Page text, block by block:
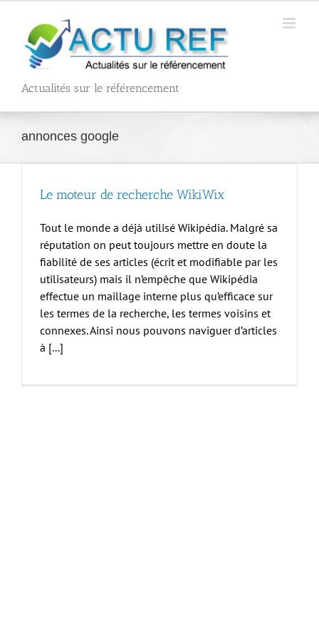
contenu
Actualités sur le référencement
annonces google
Le moteur de recherche WikiWix
Tout le monde a déjà utilisé Wikipédia. Malgré sa
réputation on peut toujours mettre en doute la
fiabilité de ses articles (écrit et modifiable par les
utilisateurs) mais il n’empêche que Wikipédia
effectue un maillage interne plus qu’efficace sur
les termes de la recherche, les termes voisins et
connexes. Ainsi nous pouvons naviguer d’articles
à [...]